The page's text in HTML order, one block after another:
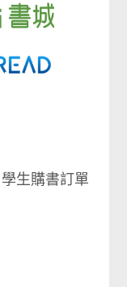
學生購書訂單